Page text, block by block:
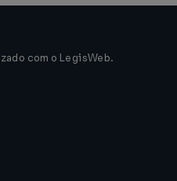
com o LegisWeb.